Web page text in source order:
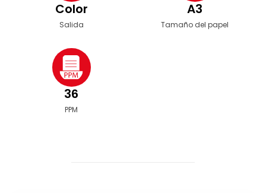
Color
Salida
A3
Tamaño del papel
36
PPM